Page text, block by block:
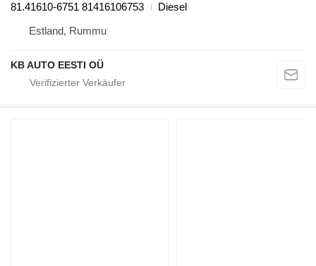
81.41610-6751 81416106753
Diesel
Estland, Rummu
KB AUTO EESTI OÜ